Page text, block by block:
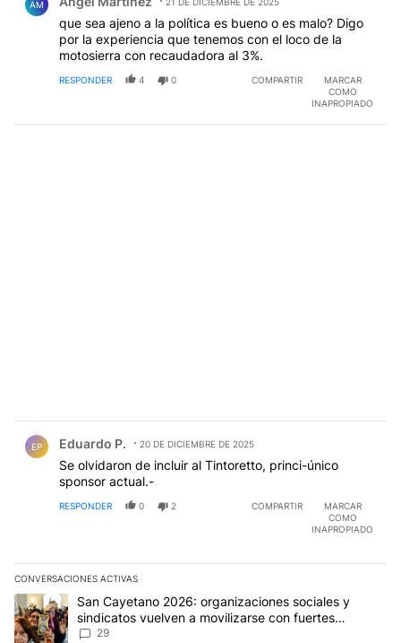
AM
que sea ajeno a la política es bueno o es malo? Digo
por la experiencia que tenemos con el loco de la
motosierra con recaudadora al 3%.
RESPONDER 4 0 COMPARTIR
MARCAR
COMO
INAPROPIADO
EP Eduardo P. 20 DE DICIEMBRE DE 2025
Se olvidaron de incluir al Tintoretto, princi-único
sponsor actual.-
RESPONDER 0 2 COMPARTIR
MARCAR
COMO
INAPROPIADO
CONVERSACIONES ACTIVAS
Este listado muestra los artículos con más comentarios en los
Un artículo de tendencia con el título "San Cayetano 2026:
San Cayetano 2026: organizaciones sociales y
sindicatos vuelven a movilizarse con fuertes
reclamos al Gobierno
29